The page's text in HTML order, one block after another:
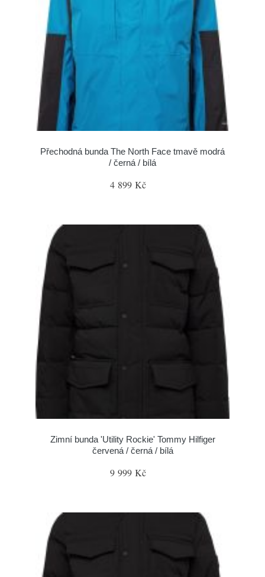
Přechodná bunda The North Face tmavě modrá
/ černá / bílá
4 899 Kč
Zimní bunda 'Utility Rockie' Tommy Hilfiger
červená / černá / bílá
9 999 Kč